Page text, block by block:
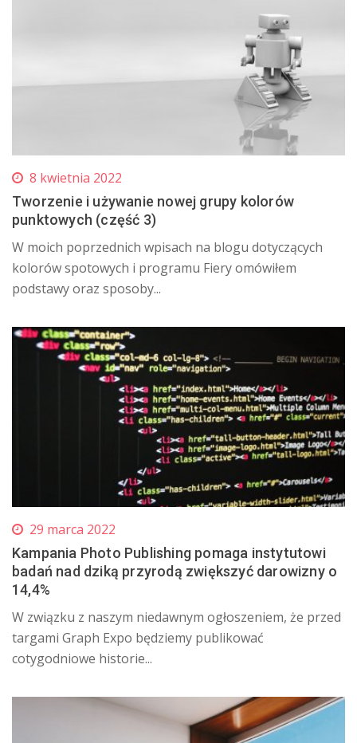
8 kwietnia 2022
Tworzenie i używanie nowej grupy kolorów
punktowych (część 3)
W moich poprzednich wpisach na blogu dotyczących
kolorów spotowych i programu Fiery omówiłem
podstawy oraz sposoby...
29 marca 2022
Kampania Photo Publishing pomaga instytutowi
badań nad dziką przyrodą zwiększyć darowizny o
14,4%
W związku z naszym niedawnym ogłoszeniem, że przed
targami Graph Expo będziemy publikować
cotygodniowe historie...